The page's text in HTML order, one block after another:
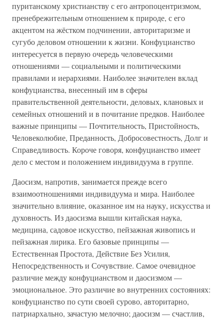
пуританскому христианству с его антропоцентризмом,
пренебрежительным отношением к природе, с его
акцентом на жёстком подчинении, авторитаризме и
сугубо деловом отношении к жизни. Конфуцианство
интересуется в первую очередь человеческими
отношениями — социальными и политическими
правилами и иерархиями. Наиболее значителен вклад
конфуцианства, внесенный им в сферы
правительственной деятельности, деловых, клановых и
семейных отношений и в почитание предков. Наиболее
важные принципы — Почтительность, Пристойность,
Человеколюбие, Преданность, Добросовестность, Долг и
Справедливость. Короче говоря, конфуцианство имеет
дело с местом и положением индивидуума в группе.
Даосизм, напротив, занимается прежде всего
взаимоотношениями индивидуума и мира. Наиболее
значительно влияние, оказанное им на науку, искусства и
духовность. Из даосизма вышли китайская наука,
медицина, садовое искусство, пейзажная живопись и
пейзажная лирика. Его базовые принципы —
Естественная Простота, Действие Без Усилия,
Непосредственность и Сочувствие. Самое очевидное
различие между конфуцианством и даосизмом —
эмоциональное. Это различие во внутренних состояниях:
конфуцианство по сути своей сурово, авторитарно,
патриархально, зачастую мелочно; даосизм — счастлив,